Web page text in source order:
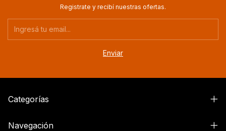
Registrate y recibí nuestras ofertas.
Categorías
Navegación